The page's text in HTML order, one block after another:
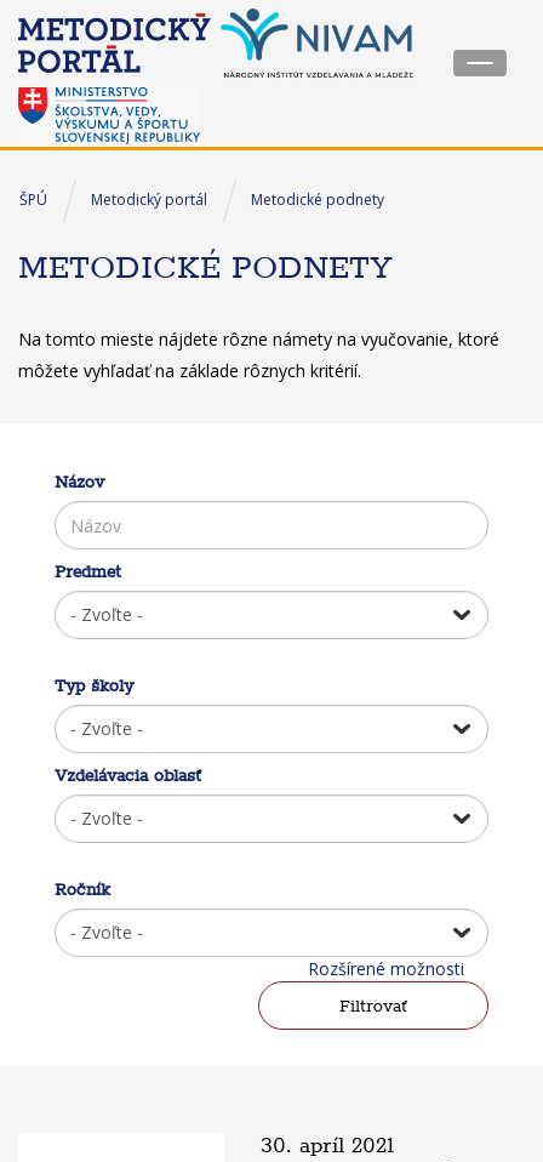
Toggle
ŠPÚ Metodický portál Metodické podnety
METODICKÉ PODNETY
Na tomto mieste nájdete rôzne námety na vyučovanie, ktoré
môžete vyhľadať na základe rôznych kritérií.
Názov
Predmet
Typ školy
Vzdelávacia oblasť
Ročník
Rozšírené možnosti
30. apríl 2021